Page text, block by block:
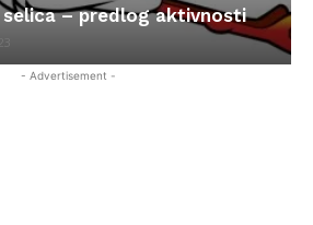
– predlog aktivnosti
- Advertisement -